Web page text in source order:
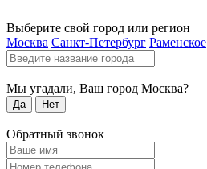
Выберите свой город или регион
Москва Санкт-Петербург Раменское
Мы угадали, Ваш город Москва?
Да Нет
Обратный звонок